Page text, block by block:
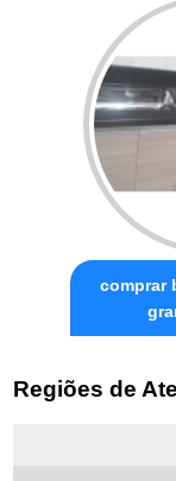
comprar
Regiões de